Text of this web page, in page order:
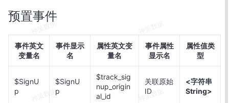
预置事件
事件英文
变量名
事件显示
名
属性英文变
量名
事件属性
显示名
属性值类
型
$SignU
p
$SignU
p
$track_sig
nup_origin
al_id
关联原始
ID
<字符串
String>